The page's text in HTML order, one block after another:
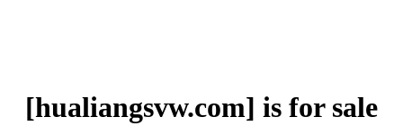
[hualiangsvw.com] is for sale